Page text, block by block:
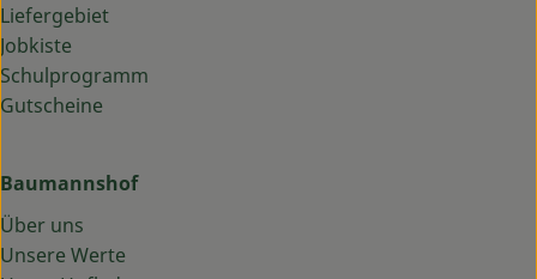
Liefergebiet
Jobkiste
Schulprogramm
Gutscheine
Baumannshof
Über uns
Unsere Werte